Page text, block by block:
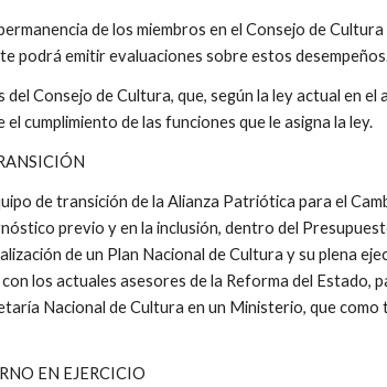
de los miembros en el Consejo de
podrá emitir evaluaciones sobre estos
del Consejo de Cultura, que, según la ley actual en
cumplimiento de las funciones que le asigna la ley.
de transición de la Alianza Patriótica para el
previo y en la inclusión, dentro del
de un Plan Nacional de Cultura y su plena
los actuales asesores de la Reforma del Estado,
Nacional de Cultura en un Ministerio, que como
EN EJERCICIO